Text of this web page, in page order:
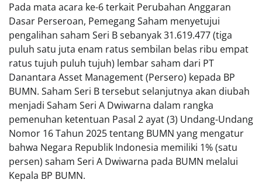
Pada mata acara ke-6 terkait Perubahan Anggaran
Dasar Perseroan, Pemegang Saham menyetujui
pengalihan saham Seri B sebanyak 31.619.477 (tiga
puluh satu juta enam ratus sembilan belas ribu empat
ratus tujuh puluh tujuh) lembar saham dari PT
Danantara Asset Management (Persero) kepada BP
BUMN. Saham Seri B tersebut selanjutnya akan diubah
menjadi Saham Seri A Dwiwarna dalam rangka
pemenuhan ketentuan Pasal 2 ayat (3) Undang-Undang
Nomor 16 Tahun 2025 tentang BUMN yang mengatur
bahwa Negara Republik Indonesia memiliki 1% (satu
persen) saham Seri A Dwiwarna pada BUMN melalui
Kepala BP BUMN.